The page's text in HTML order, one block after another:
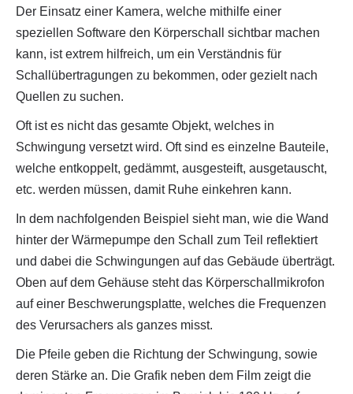
Der Einsatz einer Kamera, welche mithilfe einer
speziellen Software den Körperschall sichtbar machen
kann, ist extrem hilfreich, um ein Verständnis für
Schallübertragungen zu bekommen, oder gezielt nach
Quellen zu suchen.
Oft ist es nicht das gesamte Objekt, welches in
Schwingung versetzt wird. Oft sind es einzelne Bauteile,
welche entkoppelt, gedämmt, ausgesteift, ausgetauscht,
etc. werden müssen, damit Ruhe einkehren kann.
In dem nachfolgenden Beispiel sieht man, wie die Wand
hinter der Wärmepumpe den Schall zum Teil reflektiert
und dabei die Schwingungen auf das Gebäude überträgt.
Oben auf dem Gehäuse steht das Körperschallmikrofon
auf einer Beschwerungsplatte, welches die Frequenzen
des Verursachers als ganzes misst.
Die Pfeile geben die Richtung der Schwingung, sowie
deren Stärke an. Die Grafik neben dem Film zeigt die